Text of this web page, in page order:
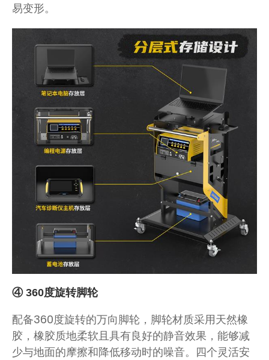
易变形。
④ 360度旋转脚轮
配备360度旋转的万向脚轮，脚轮材质采用天然橡
胶，橡胶质地柔软且具有良好的静音效果，能够减
少与地面的摩擦和降低移动时的噪音。四个灵活安